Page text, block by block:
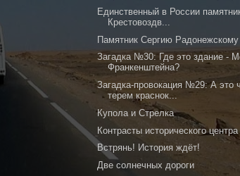
Единственный в России
Крестовоздв...
Памятник Сергию Радонежскому
Загадка №30: Где это здание -
Франкенштейна?
Загадка-провокация №29: А это
терем краснок...
Купола и Стрелка
Контрасты исторического центра
Встрянь! История ждёт!
Две солнечных дороги